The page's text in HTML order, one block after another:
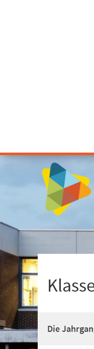
Visuelle
Assistenzsoftware
ALT
Die